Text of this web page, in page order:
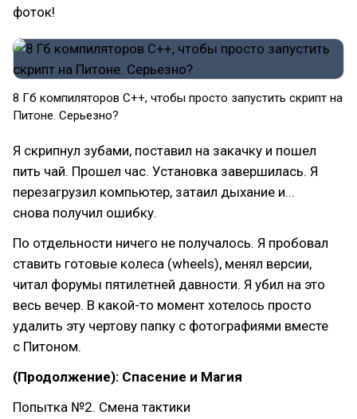
фоток!
8 Гб компиляторов C++, чтобы просто запустить скрипт на
Питоне. Серьезно?
Я скрипнул зубами, поставил на закачку и пошел
пить чай. Прошел час. Установка завершилась. Я
перезагрузил компьютер, затаил дыхание и...
снова получил ошибку.
По отдельности ничего не получалось. Я пробовал
ставить готовые колеса (wheels), менял версии,
читал форумы пятилетней давности. Я убил на это
весь вечер. В какой-то момент хотелось просто
удалить эту чертову папку с фотографиями вместе
с Питоном.
(Продолжение): Спасение и Магия
Попытка №2. Смена тактики